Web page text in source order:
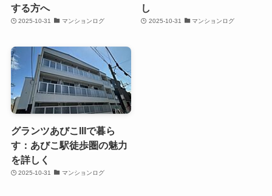
する方へ
2025-10-31 マンションログ
し
2025-10-31 マンションログ
グランツあびこIIIで暮ら
す：あびこ駅徒歩圏の魅力
を詳しく
2025-10-31 マンションログ